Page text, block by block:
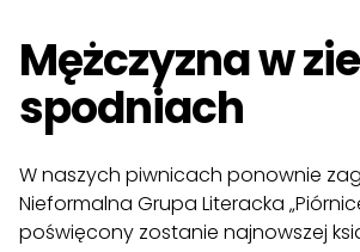
Mężczyzna w
spodniach
W naszych piwnicach ponownie
Nieformalna Grupa Literacka
poświęcony zostanie najnowszej